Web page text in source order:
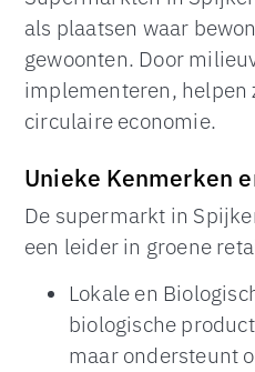
als plaatsen waar
gewoonten. Door
implementeren, helpen
circulaire economie.
Unieke Kenmerken
De supermarkt in
een leider in groene
Lokale en
biologische
maar ondersteunt